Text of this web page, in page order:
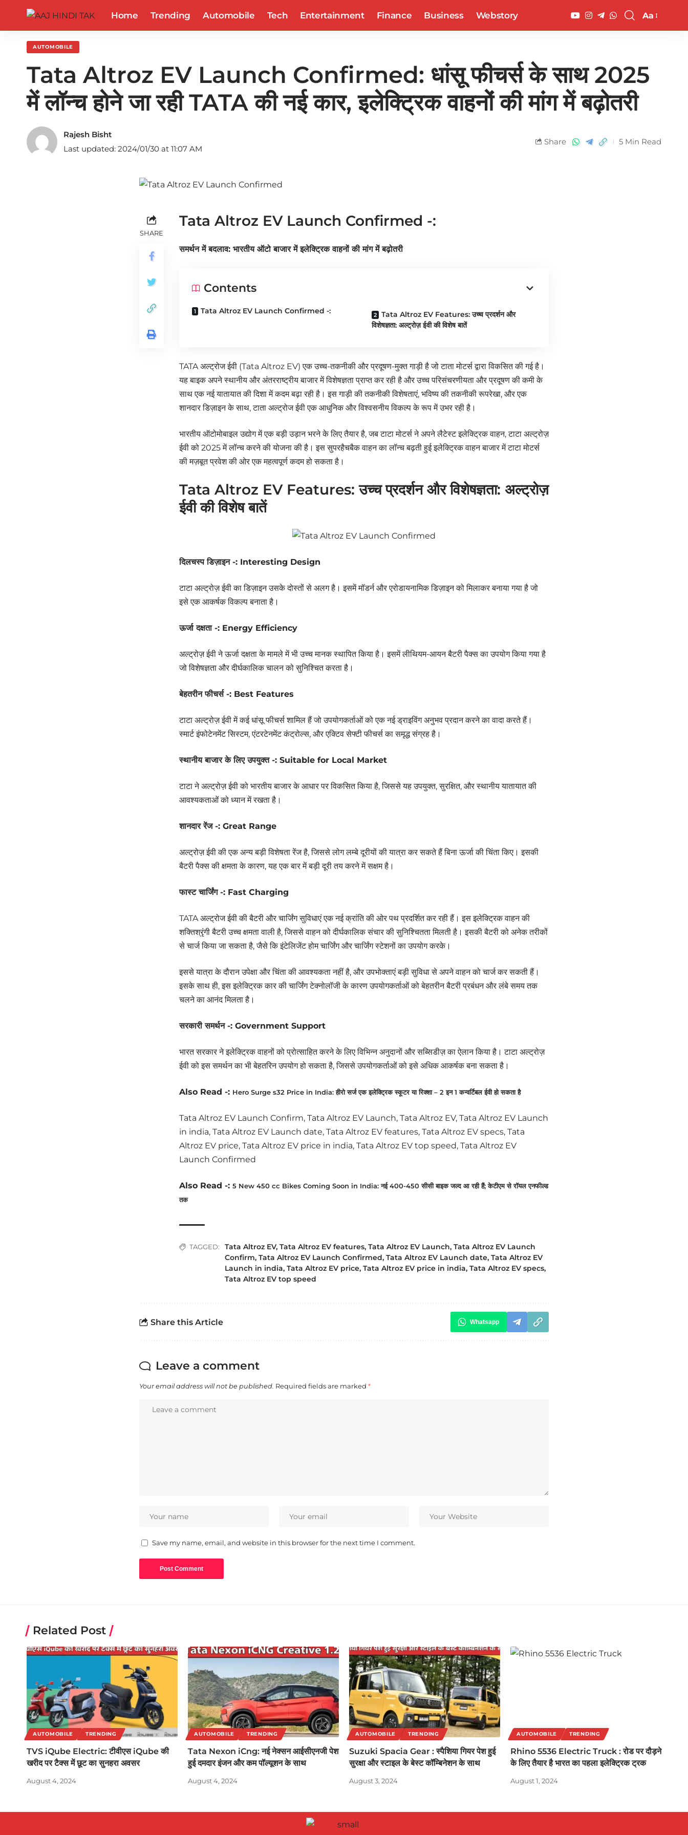
Home Trending Automobile Tech Entertainment Finance Business Webstory Aa
AUTOMOBILE
Tata Altroz EV Launch Confirmed: धांसू फीचर्स के साथ 2025
में लॉन्च होने जा रही TATA की नई कार, इलेक्ट्रिक वाहनों की मांग में बढ़ोतरी
Last updated: 2024/01/30 at 11:07 AM
Rajesh Bisht
Share 5 Min Read
SHARE
Tata Altroz EV Launch Confirmed -:
समर्थन में बदलाव: भारतीय ऑटो बाजार में इलेक्ट्रिक वाहनों की मांग में बढ़ोतरी
Contents
Tata Altroz EV Launch Confirmed -:
Tata Altroz EV Features: उच्च प्रदर्शन और
विशेषज्ञता: अल्ट्रोज़ ईवी की विशेष बातें
TATA अल्ट्रोज ईवी (Tata Altroz EV) एक उच्च-तकनीकी और प्रदूषण-मुक्त गाड़ी है जो टाता मोटर्स द्वारा विकसित की गई है।
यह बाइक अपने स्थानीय और अंतरराष्ट्रीय बाजार में विशेषज्ञता प्राप्त कर रही है और उच्च परिसंचरणीयता और प्रदूषण की कमी के
साथ एक नई यातायात की दिशा में कदम बढ़ा रही है। इस गाड़ी की तकनीकी विशेषताएं, भविष्य की तकनीकी रूपरेखा, और एक
शानदार डिज़ाइन के साथ, टाता अल्ट्रोज ईवी एक आधुनिक और विश्वसनीय विकल्प के रूप में उभर रही है।
भारतीय ऑटोमोबाइल उद्योग में एक बड़ी उड़ान भरने के लिए तैयार है, जब टाटा मोटर्स ने अपने लैटेस्ट इलेक्ट्रिक वाहन, टाटा अल्ट्रोज़
ईवी को 2025 में लॉन्च करने की योजना की है। इस सुपरहैचबैक वाहन का लॉन्च बढ़ती हुई इलेक्ट्रिक वाहन बाजार में टाटा मोटर्स
की मज़बूत प्रवेश की ओर एक महत्वपूर्ण कदम हो सकता है।
Tata Altroz EV Features: उच्च प्रदर्शन और विशेषज्ञता: अल्ट्रोज़
ईवी की विशेष बातें
दिलचस्प डिज़ाइन -: Interesting Design
टाटा अल्ट्रोज़ ईवी का डिज़ाइन उसके दोस्तों से अलग है। इसमें मॉडर्न और एरोडायनामिक डिज़ाइन को मिलाकर बनाया गया है जो
इसे एक आकर्षक विकल्प बनाता है।
ऊर्जा दक्षता -: Energy Efficiency
अल्ट्रोज़ ईवी ने ऊर्जा दक्षता के मामले में भी उच्च मानक स्थापित किया है। इसमें लीथियम-आयन बैटरी पैक्स का उपयोग किया गया है
जो विशेषज्ञता और दीर्घकालिक चालन को सुनिश्चित करता है।
बेहतरीन फीचर्स -: Best Features
टाटा अल्ट्रोज़ ईवी में कई धांसू फीचर्स शामिल हैं जो उपयोगकर्ताओं को एक नई ड्राइविंग अनुभव प्रदान करने का वादा करते हैं।
स्मार्ट इंफोटेनमेंट सिस्टम, एंटरटेनमेंट कंट्रोल्स, और एक्टिव सेफ्टी फीचर्स का समृद्ध संग्रह है।
स्थानीय बाजार के लिए उपयुक्त -: Suitable for Local Market
टाटा ने अल्ट्रोज़ ईवी को भारतीय बाजार के आधार पर विकसित किया है, जिससे यह उपयुक्त, सुरक्षित, और स्थानीय यातायात की
आवश्यकताओं को ध्यान में रखता है।
शानदार रेंज -: Great Range
अल्ट्रोज़ ईवी की एक अन्य बड़ी विशेषता रेंज है, जिससे लोग लम्बे दूरीयों की यात्रा कर सकते हैं बिना ऊर्जा की चिंता किए। इसकी
बैटरी पैक्स की क्षमता के कारण, यह एक बार में बड़ी दूरी तय करने में सक्षम है।
फास्ट चार्जिंग -: Fast Charging
TATA अल्ट्रोज ईवी की बैटरी और चार्जिंग सुविधाएं एक नई क्रांति की ओर पथ प्रदर्शित कर रही हैं। इस इलेक्ट्रिक वाहन की
शक्तिश्रृंगी बैटरी उच्च क्षमता वाली है, जिससे वाहन को दीर्घकालिक संचार की सुनिश्चितता मिलती है। इसकी बैटरी को अनेक तरीकों
से चार्ज किया जा सकता है, जैसे कि इंटेलिजेंट होम चार्जिंग और चार्जिंग स्टेशनों का उपयोग करके।
इससे यात्रा के दौरान उपेक्षा और चिंता की आवश्यकता नहीं है, और उपभोक्ताएं बड़ी सुविधा से अपने वाहन को चार्ज कर सकती हैं।
इसके साथ ही, इस इलेक्ट्रिक कार की चार्जिंग टेक्नोलॉजी के कारण उपयोगकर्ताओं को बेहतरीन बैटरी प्रबंधन और लंबे समय तक
चलने का आनंद मिलता है।
सरकारी समर्थन -: Government Support
भारत सरकार ने इलेक्ट्रिक वाहनों को प्रोत्साहित करने के लिए विभिन्न अनुदानों और सब्सिडीज़ का ऐलान किया है। टाटा अल्ट्रोज़
ईवी को इस समर्थन का भी बेहतरिन उपयोग हो सकता है, जिससे उपयोगकर्ताओं को इसे अधिक आकर्षक बना सकता है।
Also Read -: Hero Surge s32 Price in India: हीरो सर्ज एक इलेक्ट्रिक स्कूटर या रिक्शा – 2 इन 1 कन्वर्टिबल ईवी हो सकता है
Tata Altroz EV Launch Confirm, Tata Altroz EV Launch, Tata Altroz EV, Tata Altroz EV Launch
in india, Tata Altroz EV Launch date, Tata Altroz EV features, Tata Altroz EV specs, Tata
Altroz EV price, Tata Altroz EV price in india, Tata Altroz EV top speed, Tata Altroz EV
Launch Confirmed
Also Read -: 5 New 450 cc Bikes Coming Soon in India: नई 400-450 सीसी बाइक जल्द आ रही हैं; केटीएम से रॉयल एनफील्ड
तक
TAGGED: Tata Altroz EV, Tata Altroz EV features, Tata Altroz EV Launch, Tata Altroz EV Launch
Confirm, Tata Altroz EV Launch Confirmed, Tata Altroz EV Launch date, Tata Altroz EV
Launch in india, Tata Altroz EV price, Tata Altroz EV price in india, Tata Altroz EV specs,
Tata Altroz EV top speed
Share this Article Whatsapp
Leave a comment
Your email address will not be published. Required fields are marked *
Save my name, email, and website in this browser for the next time I comment.
Related Post
AUTOMOBILE TRENDING
TVS iQube Electric: टीवीएस iQube की
खरीद पर टैक्स में छूट का सुनहरा अवसर
August 4, 2024
AUTOMOBILE TRENDING
Tata Nexon iCng: नई नेक्सन आईसीएनजी पेश
हुई दमदार इंजन और कम पॉल्यूशन के साथ
August 4, 2024
AUTOMOBILE TRENDING
Suzuki Spacia Gear : स्पैशिया गियर पेश हुई
सुरक्षा और स्टाइल के बेस्ट कॉम्बिनेशन के साथ
August 3, 2024
AUTOMOBILE TRENDING
Rhino 5536 Electric Truck : रोड पर दौड़ने
के लिए तैयार है भारत का पहला इलेक्ट्रिक ट्रक
August 1, 2024